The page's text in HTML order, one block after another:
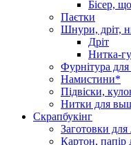
Бісер,
Паєтки
Шнури, дріт,
Дріт
Нитка-
Фурнітура для
Намистини*
Підвіски,
Нитки для
Скрапбукінг
Заготовки для
Картон, папір